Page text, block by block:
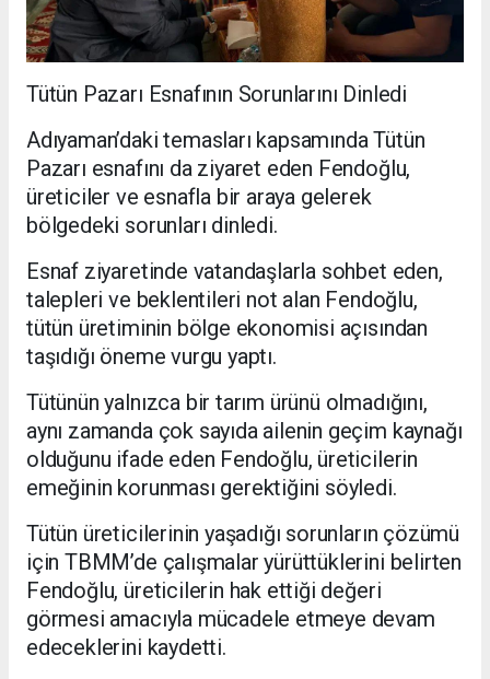
Tütün Pazarı Esnafının Sorunlarını Dinledi
Adıyaman’daki temasları kapsamında Tütün
Pazarı esnafını da ziyaret eden Fendoğlu,
üreticiler ve esnafla bir araya gelerek
bölgedeki sorunları dinledi.
Esnaf ziyaretinde vatandaşlarla sohbet eden,
talepleri ve beklentileri not alan Fendoğlu,
tütün üretiminin bölge ekonomisi açısından
taşıdığı öneme vurgu yaptı.
Tütünün yalnızca bir tarım ürünü olmadığını,
aynı zamanda çok sayıda ailenin geçim kaynağı
olduğunu ifade eden Fendoğlu, üreticilerin
emeğinin korunması gerektiğini söyledi.
Tütün üreticilerinin yaşadığı sorunların çözümü
için TBMM’de çalışmalar yürüttüklerini belirten
Fendoğlu, üreticilerin hak ettiği değeri
görmesi amacıyla mücadele etmeye devam
edeceklerini kaydetti.